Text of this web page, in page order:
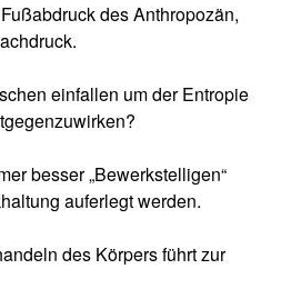
des Anthropozän,
einfallen um der Entropie
besser „Bewerkstelligen“
auferlegt werden.
des Körpers führt zur